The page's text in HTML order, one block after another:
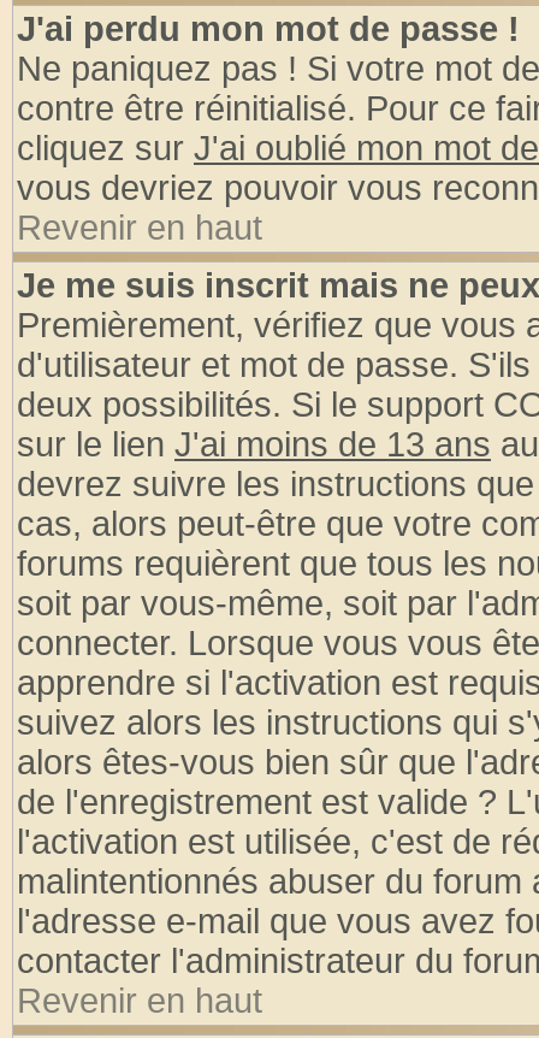
J'ai perdu mon mot de passe !
Ne paniquez pas ! Si votre mot
contre être réinitialisé. Pour ce
cliquez sur J'ai oublié mon mot
vous devriez pouvoir vous
Revenir en haut
Je me suis inscrit mais ne
Premièrement, vérifiez que vous
d'utilisateur et mot de passe.
deux possibilités. Si le support
sur le lien J'ai moins de 13 ans
devrez suivre les instructions
cas, alors peut-être que votre
forums requièrent que tous les
soit par vous-même, soit par
connecter. Lorsque vous vous
apprendre si l'activation est
suivez alors les instructions qui
alors êtes-vous bien sûr que
de l'enregistrement est valide ?
l'activation est utilisée, c'est de
malintentionnés abuser du
l'adresse e-mail que vous avez
contacter l'administrateur du
Revenir en haut